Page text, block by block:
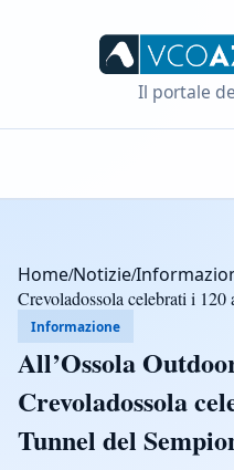
Il portale
Home/Notizie/
Crevoladossola celebrati i
Informazione
All’Ossola
Crevoladossola
Tunnel del